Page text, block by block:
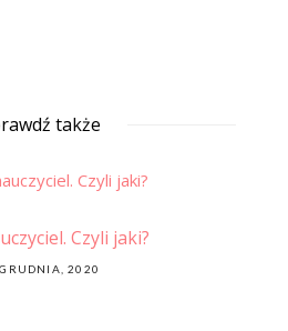
także
Czyli jaki?
2020